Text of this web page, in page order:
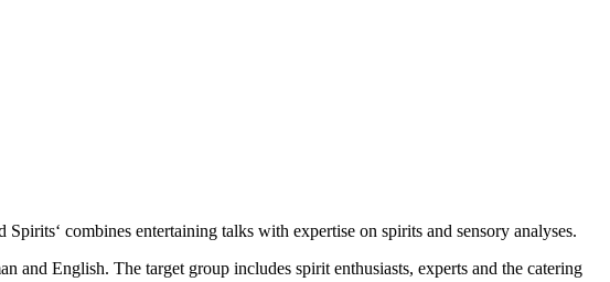
combines entertaining talks with expertise on spirits and sensory analyses.
and English. The target group includes spirit enthusiasts, experts and the catering